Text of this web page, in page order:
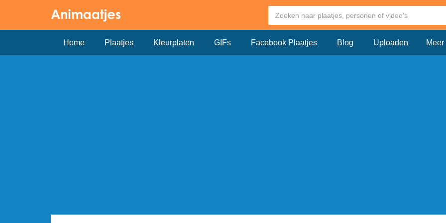
Home Plaatjes Kleurplaten GIFs Facebook Plaatjes Blog Uploaden Meer